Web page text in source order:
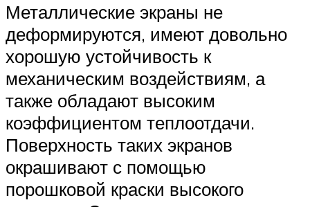
Металлические экраны не
деформируются, имеют довольно
хорошую устойчивость к
механическим воздействиям, а
также обладают высоким
коэффициентом теплоотдачи.
Поверхность таких экранов
окрашивают с помощью
порошковой краски высокого